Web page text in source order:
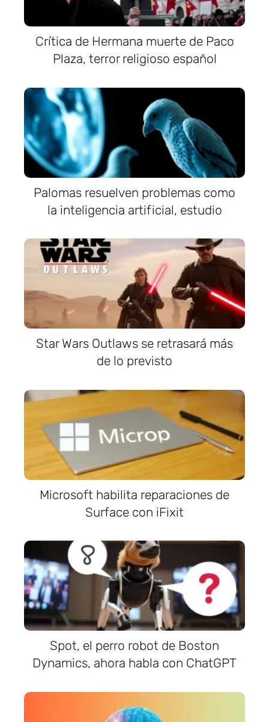
Crítica de Hermana muerte de Paco
Plaza, terror religioso español
Palomas resuelven problemas como
la inteligencia artificial, estudio
Star Wars Outlaws se retrasará más
de lo previsto
Microsoft habilita reparaciones de
Surface con iFixit
Spot, el perro robot de Boston
Dynamics, ahora habla con ChatGPT